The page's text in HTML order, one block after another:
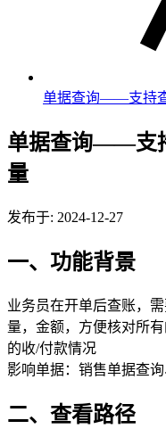
单据查询——支持
单据查询——支
量
发布于: 2024-12-27
一、功能背景
业务员在开单后查账，
量，金额，方便核对所
的收/付款情况
影响单据：销售单据查
二、查看路径